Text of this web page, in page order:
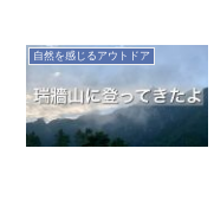
自然を感じるアウトドア